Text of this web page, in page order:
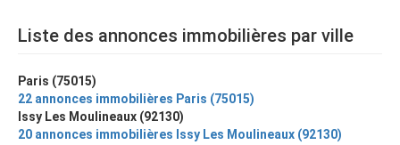
Liste des annonces immobilières par ville
Paris (75015)
22 annonces immobilières Paris (75015)
Issy Les Moulineaux (92130)
20 annonces immobilières Issy Les Moulineaux (92130)